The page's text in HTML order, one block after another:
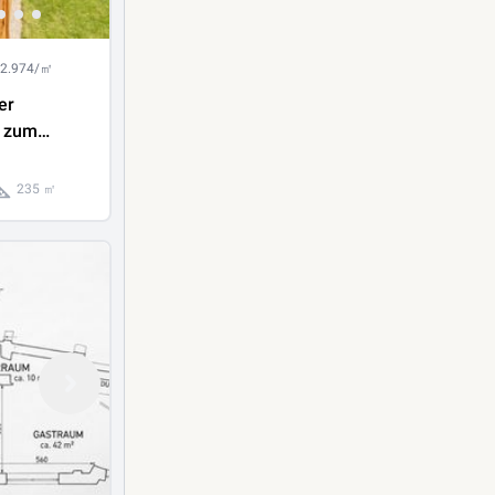
㎡
/
235 ㎡